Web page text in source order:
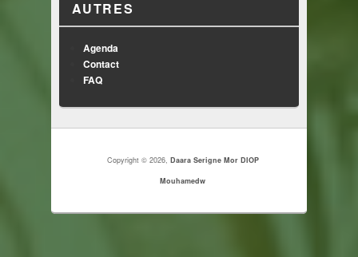
AUTRES
Agenda
Contact
FAQ
Copyright © 2026, Daara Serigne Mor DIOP
Mouhamedw